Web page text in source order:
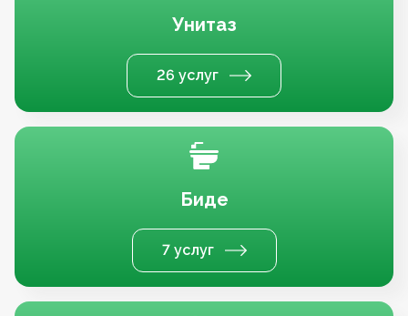
Унитаз
26 услуг
Биде
7 услуг